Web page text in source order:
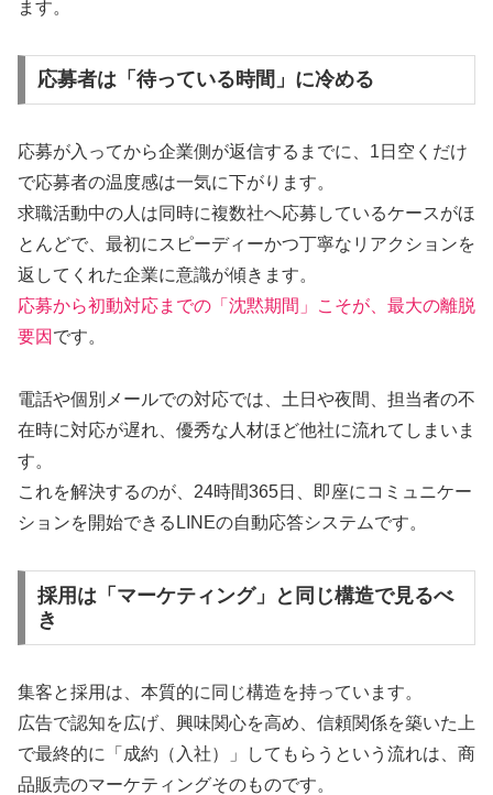
ます。
応募者は「待っている時間」に冷める
応募が入ってから企業側が返信するまでに、1日空くだけ
で応募者の温度感は一気に下がります。
求職活動中の人は同時に複数社へ応募しているケースがほ
とんどで、最初にスピーディーかつ丁寧なリアクションを
返してくれた企業に意識が傾きます。
応募から初動対応までの「沈黙期間」こそが、最大の離脱
要因 です。
電話や個別メールでの対応では、土日や夜間、担当者の不
在時に対応が遅れ、優秀な人材ほど他社に流れてしまいま
す。
これを解決するのが、24時間365日、即座にコミュニケー
ションを開始できるLINEの自動応答システムです。
採用は「マーケティング」と同じ構造で見るべ
き
集客と採用は、本質的に同じ構造を持っています。
広告で認知を広げ、興味関心を高め、信頼関係を築いた上
で最終的に「成約（入社）」してもらうという流れは、商
品販売のマーケティングそのものです。